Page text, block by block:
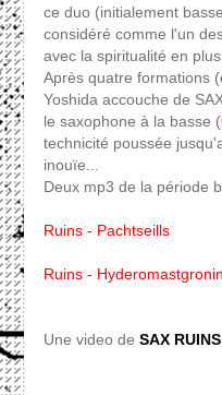
ce duo (initialement
considéré comme l'un
avec la spiritualité en plus.
Après quatre formations
Yoshida accouche de
le saxophone à la basse (
technicité poussée
inouïe...
Deux mp3 de la période
Ruins - Pachtseills
Ruins -
Une video de SAX RUINS